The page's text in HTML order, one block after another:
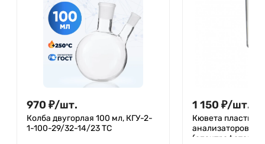
970 ₽/шт.
Колба двугорлая 100 мл, КГУ-2-
1-100-29/32-14/23 ТС
1 150 ₽/шт.
Кювета
анализаторов